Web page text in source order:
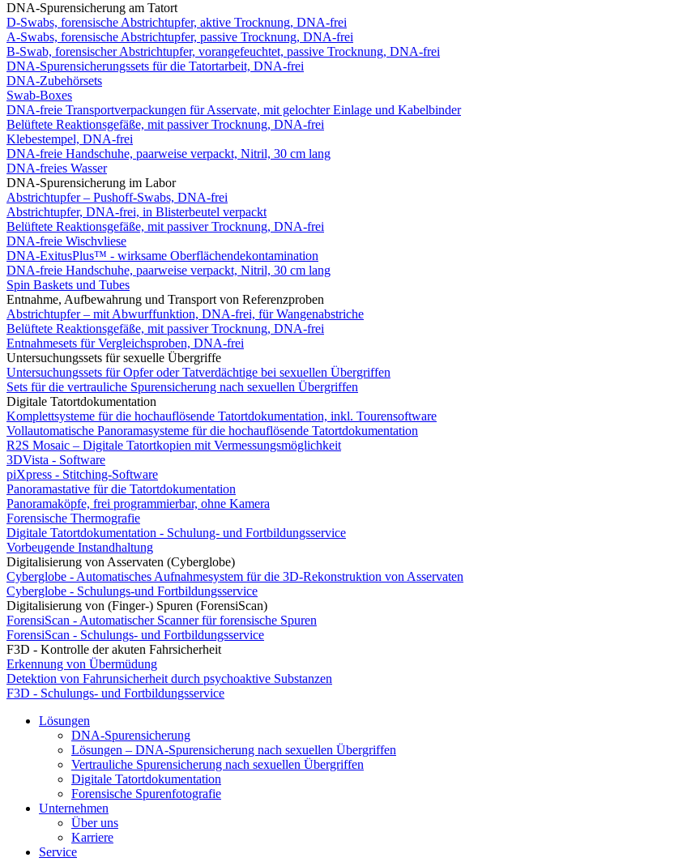
DNA-Spurensicherung am Tatort
D-Swabs, forensische Abstrichtupfer, aktive Trocknung, DNA-frei
A-Swabs, forensische Abstrichtupfer, passive Trocknung, DNA-frei
B-Swab, forensischer Abstrichtupfer, vorangefeuchtet, passive Trocknung, DNA-frei
DNA-Spurensicherungssets für die Tatortarbeit, DNA-frei
DNA-Zubehörsets
Swab-Boxes
DNA-freie Transportverpackungen für Asservate, mit gelochter Einlage und Kabelbinder
Belüftete Reaktionsgefäße, mit passiver Trocknung, DNA-frei
Klebestempel, DNA-frei
DNA-freie Handschuhe, paarweise verpackt, Nitril, 30 cm lang
DNA-freies Wasser
DNA-Spurensicherung im Labor
Abstrichtupfer – Pushoff-Swabs, DNA-frei
Abstrichtupfer, DNA-frei, in Blisterbeutel verpackt
Belüftete Reaktionsgefäße, mit passiver Trocknung, DNA-frei
DNA-freie Wischvliese
DNA-ExitusPlus™ - wirksame Oberflächendekontamination
DNA-freie Handschuhe, paarweise verpackt, Nitril, 30 cm lang
Spin Baskets und Tubes
Entnahme, Aufbewahrung und Transport von Referenzproben
Abstrichtupfer – mit Abwurffunktion, DNA-frei, für Wangenabstriche
Belüftete Reaktionsgefäße, mit passiver Trocknung, DNA-frei
Entnahmesets für Vergleichsproben, DNA-frei
Untersuchungssets für sexuelle Übergriffe
Untersuchungssets für Opfer oder Tatverdächtige bei sexuellen Übergriffen
Sets für die vertrauliche Spurensicherung nach sexuellen Übergriffen
Digitale Tatortdokumentation
Komplettsysteme für die hochauflösende Tatortdokumentation, inkl. Tourensoftware
Vollautomatische Panoramasysteme für die hochauflösende Tatortdokumentation
R2S Mosaic – Digitale Tatortkopien mit Vermessungsmöglichkeit
3DVista - Software
piXpress - Stitching-Software
Panoramastative für die Tatortdokumentation
Panoramaköpfe, frei programmierbar, ohne Kamera
Forensische Thermografie
Digitale Tatortdokumentation - Schulung- und Fortbildungsservice
Vorbeugende Instandhaltung
Digitalisierung von Asservaten (Cyberglobe)
Cyberglobe - Automatisches Aufnahmesystem für die 3D-Rekonstruktion von Asservaten
Cyberglobe - Schulungs-und Fortbildungsservice
Digitalisierung von (Finger-) Spuren (ForensiScan)
ForensiScan - Automatischer Scanner für forensische Spuren
ForensiScan - Schulungs- und Fortbildungsservice
F3D - Kontrolle der akuten Fahrsicherheit
Erkennung von Übermüdung
Detektion von Fahrunsicherheit durch psychoaktive Substanzen
F3D - Schulungs- und Fortbildungsservice
Lösungen
DNA-Spurensicherung
Lösungen – DNA-Spurensicherung nach sexuellen Übergriffen
Vertrauliche Spurensicherung nach sexuellen Übergriffen
Digitale Tatortdokumentation
Forensische Spurenfotografie
Unternehmen
Über uns
Karriere
Service